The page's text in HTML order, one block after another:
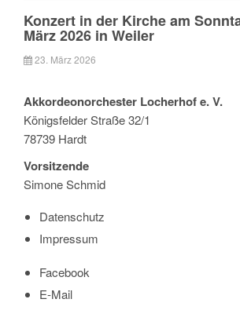
Konzert in der Kirche am
März 2026 in Weiler
23. März 2026
Akkordeonorchester Locherhof e. V.
Königsfelder Straße 32/1
78739 Hardt
Vorsitzende
Simone Schmid
Datenschutz
Impressum
Facebook
E-Mail